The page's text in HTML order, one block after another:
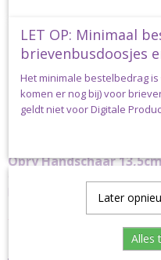
LET OP: Minimaal
brievenbusdoosjes
Het minimale bestelbedrag
komen er nog bij) voor
geldt niet voor Digitale
Later
Alles
Opry Handschaar
€ 8,95